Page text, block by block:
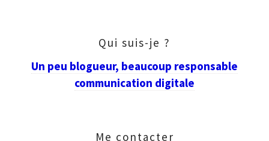
Qui suis-je ?
Un peu blogueur, beaucoup responsable
communication digitale
Me contacter